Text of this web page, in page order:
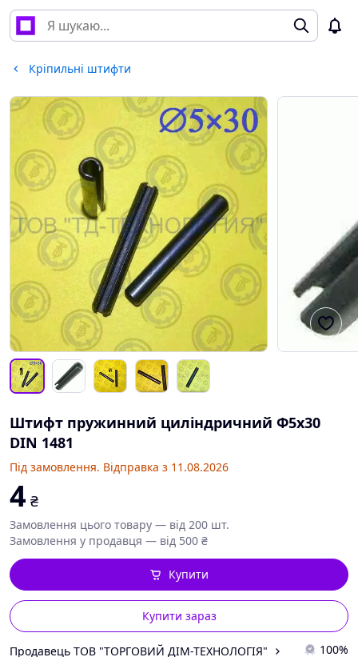
Кріпильні штифти
Штифт пружинний циліндричний Ф5х30
DIN 1481
Під замовлення. Відправка з 11.08.2026
4 ₴
Замовлення цього товару — від 200 шт.
Замовлення у продавця — від 500 ₴
Купити зараз
Купити
Продавець ТОВ "ТОРГОВИЙ ДІМ-ТЕХНОЛОГІЯ" 100%